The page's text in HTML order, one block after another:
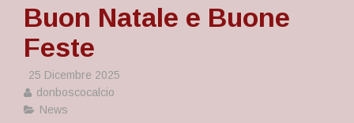
Buon Natale e Buone
Feste
25 Dicembre 2025
donboscocalcio
News